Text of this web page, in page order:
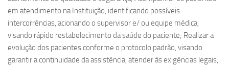
em atendimento na Instituição, identificando possíveis
intercorrências, acionando o supervisor e/ ou equipe médica,
visando rápido restabelecimento da saúde do paciente; Realizar a
evolução dos pacientes conforme o protocolo padrão, visando
garantir a continuidade da assistência, atender às exigências legais,